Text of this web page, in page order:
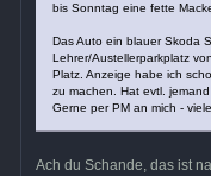
bis Sonntag eine fette
Das Auto ein blauer Skoda
Lehrer/Austellerparkplatz
Platz. Anzeige habe ich
zu machen. Hat evtl.
Gerne per PM an mich -
Ach du Schande, das ist